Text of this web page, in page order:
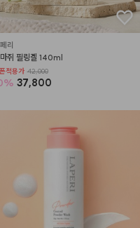
리
쥐 필링겔 140ml
적용가 42,000
% 37,800